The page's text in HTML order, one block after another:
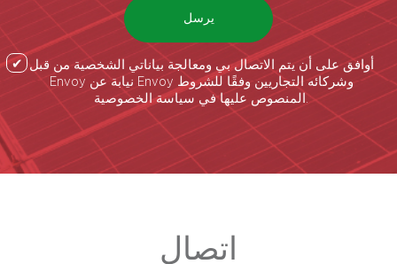
يرسل
أوافق على أن يتم الاتصال بي ومعالجة بياناتي الشخصية من قبل
Envoy نيابة عن Envoy وشركائه التجاريين وفقًا للشروط
المنصوص عليها في سياسة الخصوصية.
اتصال